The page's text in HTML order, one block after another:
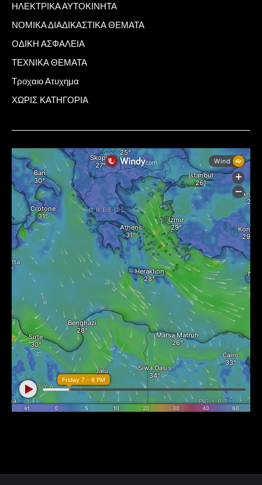
ΗΛΕΚΤΡΙΚΑ ΑΥΤΟΚΙΝΗΤΑ
ΝΟΜΙΚΑ ΔΙΑΔΙΚΑΣΤΙΚΑ ΘΕΜΑΤΑ
ΟΔΙΚΗ ΑΣΦΑΛΕΙΑ
ΤΕΧΝΙΚΑ ΘΕΜΑΤΑ
Τροχαιο Ατυχημα
ΧΩΡΙΣ ΚΑΤΗΓΟΡΙΑ